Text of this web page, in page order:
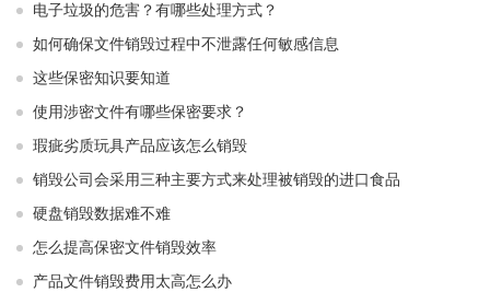
电子垃圾的危害？有哪些处理方式？
如何确保文件销毁过程中不泄露任何敏感信息
这些保密知识要知道
使用涉密文件有哪些保密要求？
瑕疵劣质玩具产品应该怎么销毁
销毁公司会采用三种主要方式来处理被销毁的进口食品
硬盘销毁数据难不难
怎么提高保密文件销毁效率
产品文件销毁费用太高怎么办